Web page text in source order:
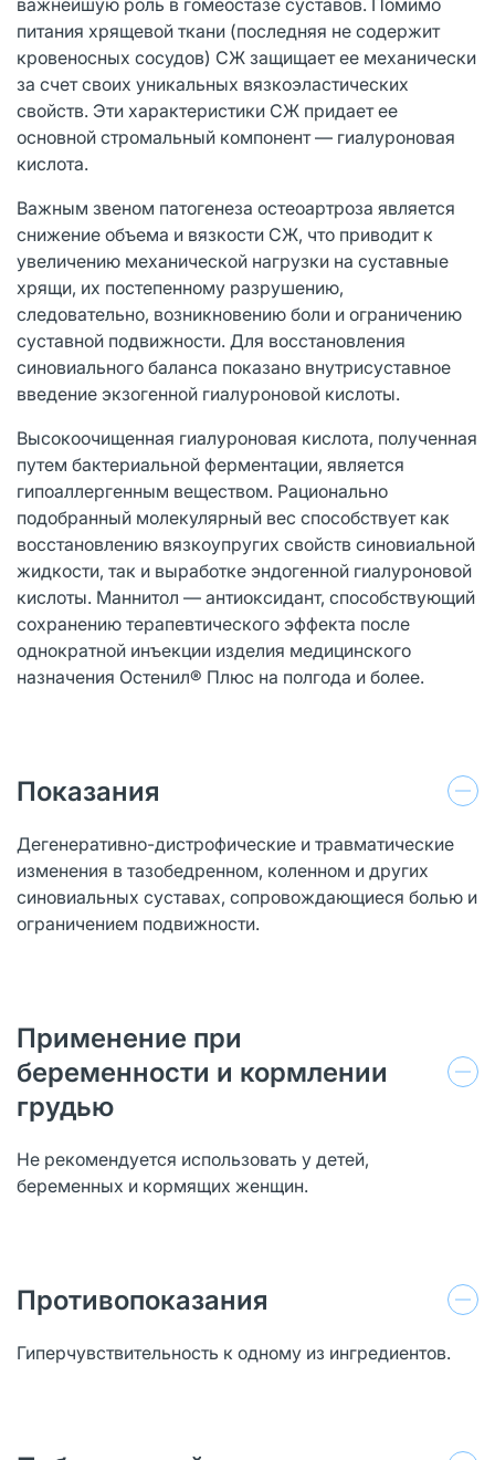
питания хрящевой ткани (последняя не содержит
кровеносных сосудов) СЖ защищает ее механически
за счет своих уникальных вязкоэластических
свойств. Эти характеристики СЖ придает ее
основной стромальный компонент — гиалуроновая
кислота.
Важным звеном патогенеза остеоартроза является
снижение объема и вязкости СЖ, что приводит к
увеличению механической нагрузки на суставные
хрящи, их постепенному разрушению,
следовательно, возникновению боли и ограничению
суставной подвижности. Для восстановления
синовиального баланса показано внутрисуставное
введение экзогенной гиалуроновой кислоты.
Высокоочищенная гиалуроновая кислота, полученная
путем бактериальной ферментации, является
гипоаллергенным веществом. Рационально
подобранный молекулярный вес способствует как
восстановлению вязкоупругих свойств синовиальной
жидкости, так и выработке эндогенной гиалуроновой
кислоты. Маннитол — антиоксидант, способствующий
сохранению терапевтического эффекта после
однократной инъекции изделия медицинского
назначения Остенил® Плюс на полгода и более.
Показания
Дегенеративно-дистрофические и травматические
изменения в тазобедренном, коленном и других
синовиальных суставах, сопровождающиеся болью и
ограничением подвижности.
Применение при
беременности и кормлении
грудью
Не рекомендуется использовать у детей,
беременных и кормящих женщин.
Противопоказания
Гиперчувствительность к одному из ингредиентов.